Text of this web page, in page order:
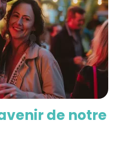
de notre